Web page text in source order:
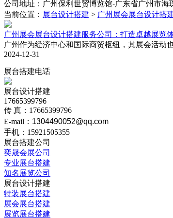
公司地址： 广州保利世贸博览馆-广东省广州市海
当前位置： 展台设计搭建 > 广州展会展台设计搭
广州展会展台设计搭建服务公司：打造卓越展览
广州作为经济中心和国际商贸枢纽，其展会活动
2024-12-31
展台搭建电话
展台设计搭建
17665399796
传 真：17665399796
E-mail： 1304490052@qq.com
手机：15921505355
展台搭建公司
奕晟会展公司
专业展台搭建
知名展览公司
展台设计搭建
特装展台搭建
展会展台搭建
展览展台搭建